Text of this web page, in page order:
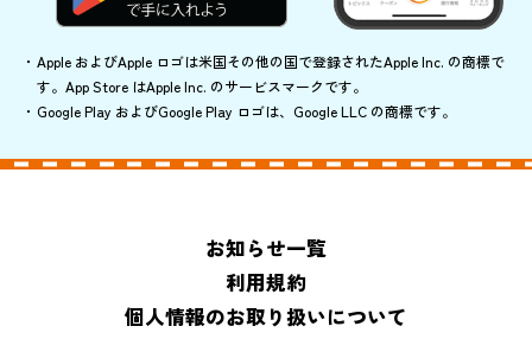
Apple およびApple ロゴは米国その他の国で登録されたApple Inc. の商標で
す。App Store はApple Inc. のサービスマークです。
Google Play およびGoogle Play ロゴは、Google LLC の商標です。
お知らせ一覧
利用規約
個人情報のお取り扱いについて